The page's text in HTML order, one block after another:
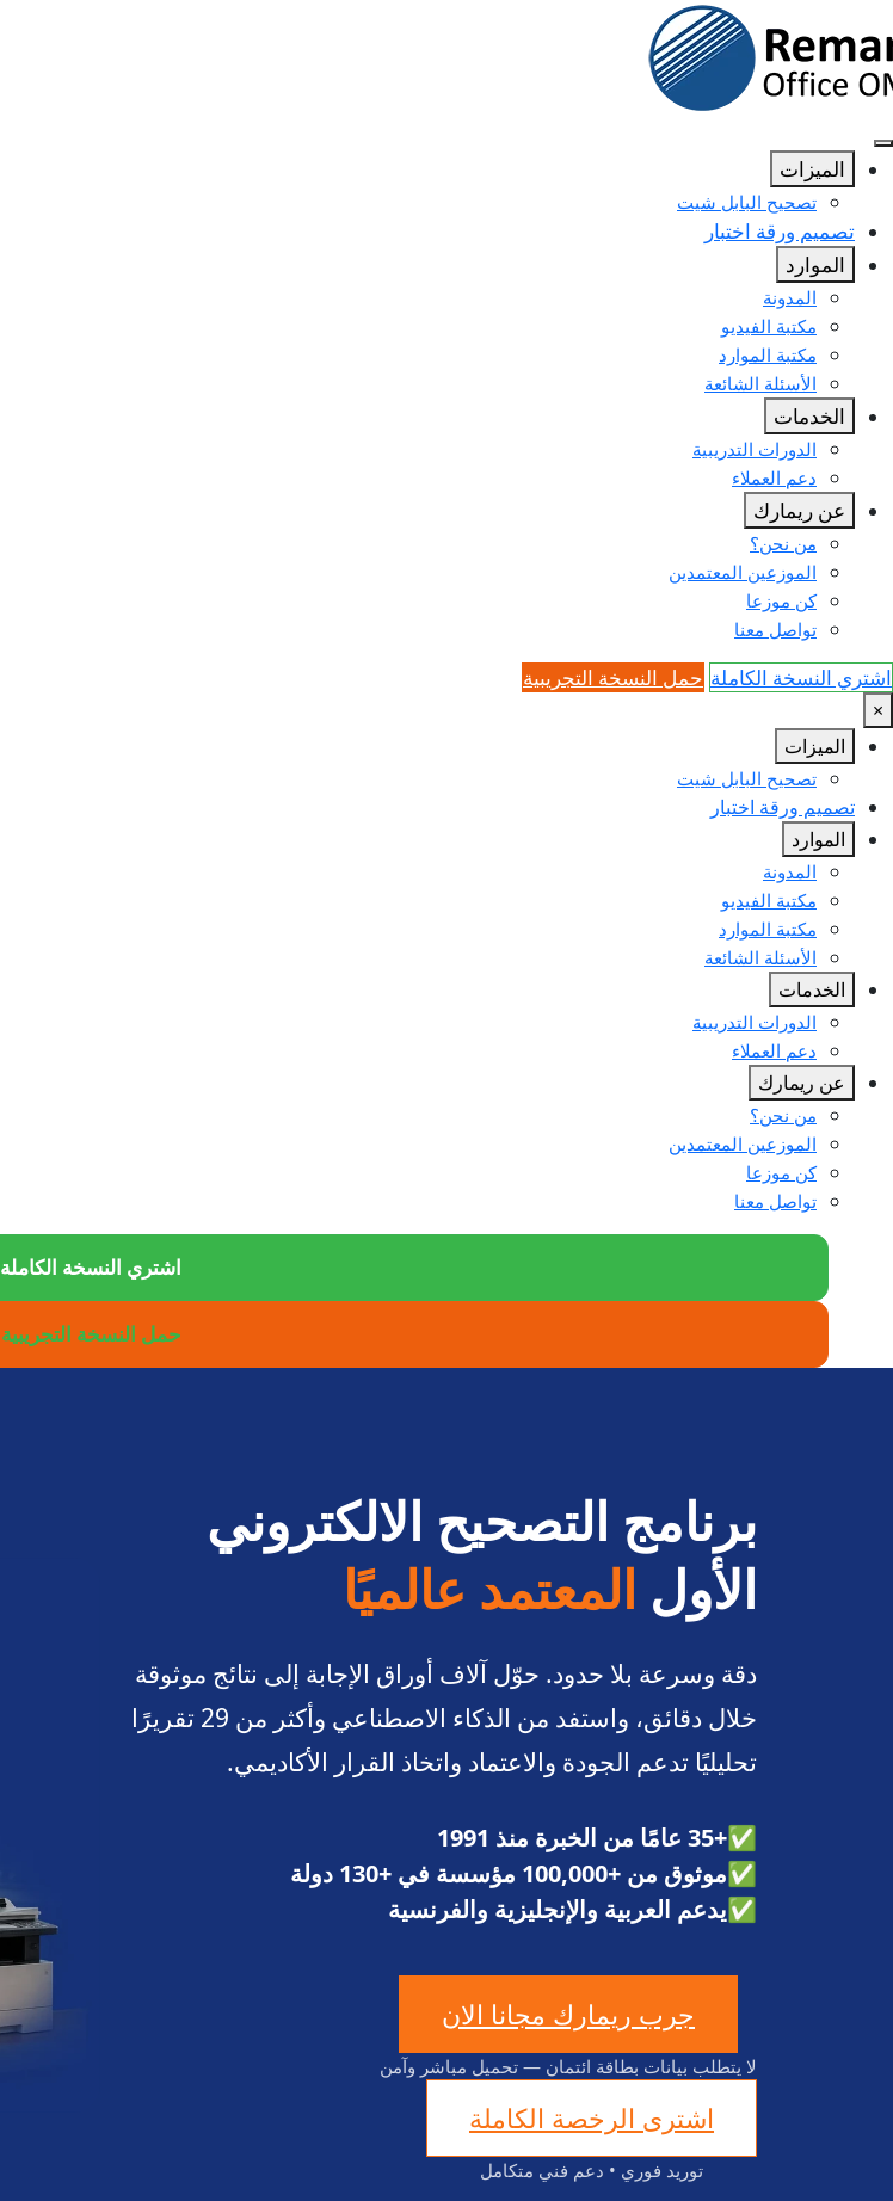
الميزات
تصحيح البابل شيت
تصميم ورقة اختبار
الموارد
المدونة
مكتبة الفيديو
مكتبة الموارد
الأسئلة الشائعة
الخدمات
الدورات التدريبية
دعم العملاء
عن ريمارك
من نحن؟
الموزعين المعتمدين
كن موزعا
تواصل معنا
اشتري النسخة الكاملة حمل النسخة التجريبية
×
الميزات
تصحيح البابل شيت
تصميم ورقة اختبار
الموارد
المدونة
مكتبة الفيديو
مكتبة الموارد
الأسئلة الشائعة
الخدمات
الدورات التدريبية
دعم العملاء
عن ريمارك
من نحن؟
الموزعين المعتمدين
كن موزعا
تواصل معنا
اشتري النسخة الكاملة
حمل النسخة التجريبية
برنامج التصحيح الالكتروني
الأول المعتمد عالميًا
دقة وسرعة بلا حدود. حوّل آلاف أوراق الإجابة إلى نتائج موثوقة
خلال دقائق، واستفد من الذكاء الاصطناعي وأكثر من 29 تقريرًا
تحليليًا تدعم الجودة والاعتماد واتخاذ القرار الأكاديمي.
✅+35 عامًا من الخبرة منذ 1991
✅موثوق من +100,000 مؤسسة في +130 دولة
✅يدعم العربية والإنجليزية والفرنسية
جرب ريمارك مجانا الان
لا يتطلب بيانات بطاقة ائتمان — تحميل مباشر وآمن
اشترى الرخصة الكاملة
توريد فوري • دعم فني متكامل